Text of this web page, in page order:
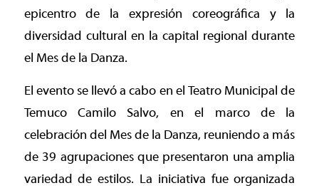
epicentro de la expresión coreográfica y la
diversidad cultural en la capital regional durante
el Mes de la Danza.
El evento se llevó a cabo en el Teatro Municipal de
Temuco Camilo Salvo, en el marco de la
celebración del Mes de la Danza, reuniendo a más
de 39 agrupaciones que presentaron una amplia
variedad de estilos. La iniciativa fue organizada